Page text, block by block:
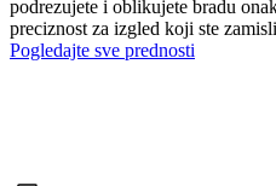
podrezujete i oblikujete bradu
preciznost za izgled koji ste
Pogledajte sve prednosti